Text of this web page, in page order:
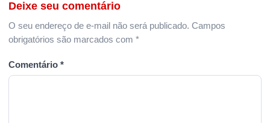
Deixe seu comentário
O seu endereço de e-mail não será publicado. Campos
obrigatórios são marcados com *
Comentário *